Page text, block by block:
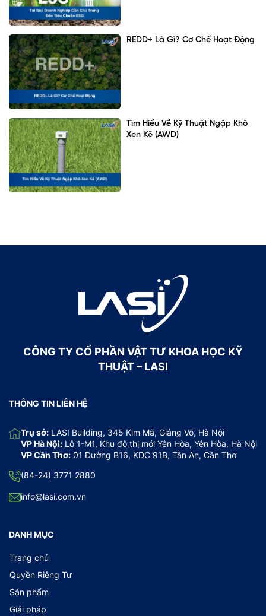
REDD+ Là Gì? Cơ Chế Hoạt Động
Tìm Hiểu Về Kỹ Thuật Ngập Khô
Xen Kẽ (AWD)
CÔNG TY CỔ PHẦN VẬT TƯ KHOA HỌC KỸ
THUẬT – LASI
THÔNG TIN LIÊN HỆ
Trụ sở: LASI Building, 345 Kim Mã, Giảng Võ, Hà Nội
VP Hà Nội: Lô 1-M1, Khu đô thị mới Yên Hòa, Yên Hòa, Hà Nội
VP Cần Thơ: 01 Đường B16, KDC 91B, Tân An, Cần Thơ
(84-24) 3771 2880
info@lasi.com.vn
DANH MỤC
Trang chủ
Quyền Riêng Tư
Sản phẩm
Giải pháp